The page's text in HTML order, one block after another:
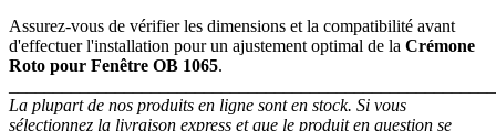
Assurez-vous de vérifier les dimensions et la compatibilité avant
d'effectuer l'installation pour un ajustement optimal de la Crémone
Roto pour Fenêtre OB 1065.
La plupart de nos produits en ligne sont en stock. Si vous
sélectionnez la livraison express et que le produit en question se